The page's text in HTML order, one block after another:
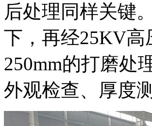
后处理同样关键
下，再经25KV高
250mm的打磨处
外观检查、厚度